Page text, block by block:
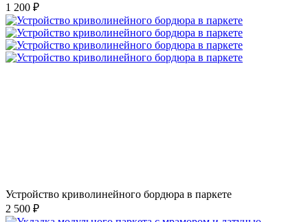
1 200 ₽
Устройство криволинейного бордюра в паркете
2 500 ₽